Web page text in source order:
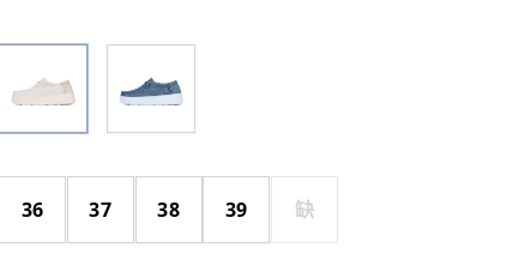
36 37 38 39 缺